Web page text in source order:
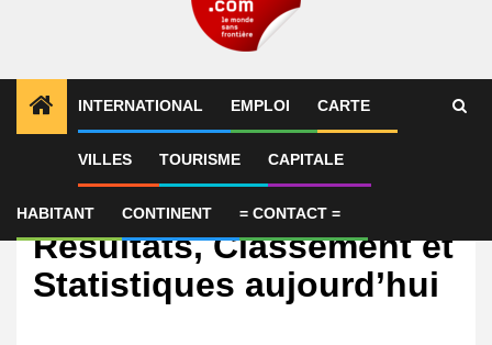
INTERNATIONAL EMPLOI CARTE
VILLES TOURISME CAPITALE
HABITANT CONTINENT = CONTACT =
International
Équipe du Qatar :
Résultats, Classement et
Statistiques aujourd’hui